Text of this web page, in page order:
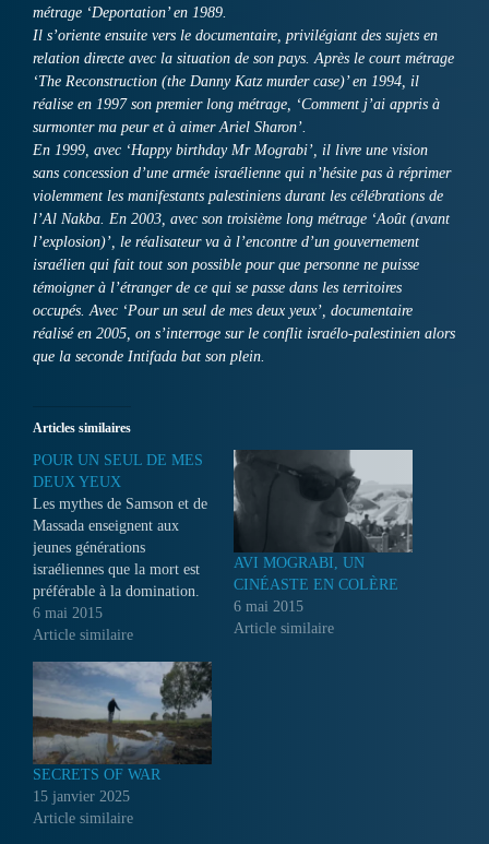
métrage ‘Deportation’ en 1989.
Il s’oriente ensuite vers le documentaire, privilégiant des sujets en
relation directe avec la situation de son pays. Après le court métrage
‘The Reconstruction (the Danny Katz murder case)’ en 1994, il
réalise en 1997 son premier long métrage, ‘Comment j’ai appris à
surmonter ma peur et à aimer Ariel Sharon’.
En 1999, avec ‘Happy birthday Mr Mograbi’, il livre une vision
sans concession d’une armée israélienne qui n’hésite pas à réprimer
violemment les manifestants palestiniens durant les célébrations de
l’Al Nakba. En 2003, avec son troisième long métrage ‘Août (avant
l’explosion)’, le réalisateur va à l’encontre d’un gouvernement
israélien qui fait tout son possible pour que personne ne puisse
témoigner à l’étranger de ce qui se passe dans les territoires
occupés. Avec ‘Pour un seul de mes deux yeux’, documentaire
réalisé en 2005, on s’interroge sur le conflit israélo-palestinien alors
que la seconde Intifada bat son plein.
Articles similaires
POUR UN SEUL DE MES
DEUX YEUX
Les mythes de Samson et de
Massada enseignent aux
jeunes générations
israéliennes que la mort est
préférable à la domination.
Aujourd'hui, alors que la
seconde Intifada bat son
subissent quotidiennement
les humiliations de l'armée
israélienne : des enfants
bloqués des heures aux
checkpoints à leur retour
de…
6 mai 2015
Article similaire
AVI MOGRABI, UN
CINÉASTE EN COLÈRE
6 mai 2015
Article similaire
SECRETS OF WAR
15 janvier 2025
Article similaire